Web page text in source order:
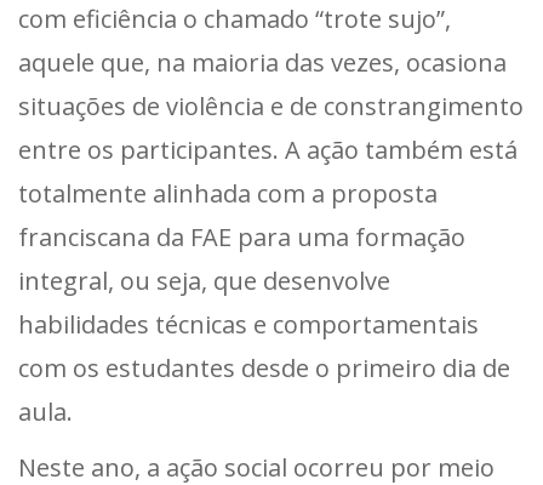
com eficiência o chamado “trote sujo”,
aquele que, na maioria das vezes, ocasiona
situações de violência e de constrangimento
entre os participantes. A ação também está
totalmente alinhada com a proposta
franciscana da FAE para uma formação
integral, ou seja, que desenvolve
habilidades técnicas e comportamentais
com os estudantes desde o primeiro dia de
aula.
Neste ano, a ação social ocorreu por meio